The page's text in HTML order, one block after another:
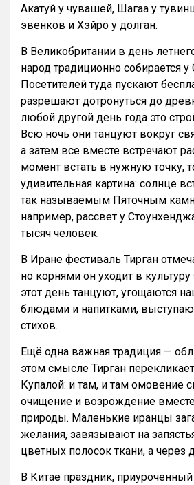
Акатуй у чувашей, Шагаа у
эвенков и Хэйро у долган.
В Великобритании в день
народ традиционно собирается
Посетителей туда пускают
разрешают дотронуться до
любой другой день года это
Всю ночь они танцуют вокруг
а затем все вместе встречают
момент встать в нужную точку,
удивительная картина: солнце
так называемым Пяточным
например, рассвет у
тысяч человек.
В Иране фестиваль Тирган
но корнями он уходит в
этот день танцуют, угощаются
блюдами и напитками,
стихов.
Ещё одна важная традиция —
этом смысле Тирган
Купалой: и там, и там омовение
очищение и возрождение
природы. Маленькие иранцы
желания, завязывают на
цветных полосок ткани, а через
В Китае праздник,